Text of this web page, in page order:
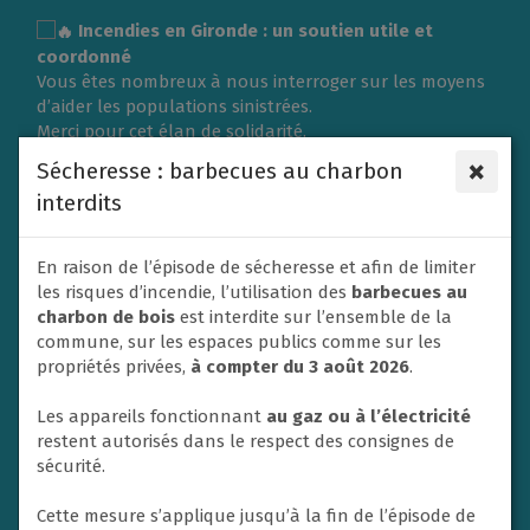
Incendies en Gironde : un soutien utile et
coordonné
Vous êtes nombreux à nous interroger sur les moyens
d’aider les populations sinistrées.
Merci pour cet élan de solidarité.
matériel nécessite une logistique importante et doit
répondre aux besoins exprimés sur place.
des Maires de France (AMF) et à la Protection civile en
privilégiant un soutien financier afin de contribuer
efficacement aux secours et à l’aide apportée aux
victimes.
Un don va donc être adressé dans ce sens par la ville
de Le Rheu à la Protection civile. En effet, les soutiens
financiers sont privilégiés par les autorités afin de
mettre en place les opérations d’urgence.
Nous ne manquerons pas également de relayer et
soutenir toute initiative nationale à destination des
habitants si un appel à la solidarité est lancé.
×
Sécheresse : barbecues au charbon
interdits
En raison de l’épisode de sécheresse et afin de limiter
les risques d’incendie, l’utilisation des barbecues au
charbon de bois est interdite sur l’ensemble de la
commune, sur les espaces publics comme sur les
propriétés privées, à compter du 3 août 2026.
Les appareils fonctionnant au gaz ou à l’électricité
restent autorisés dans le respect des consignes de
sécurité.
Cette mesure s’applique jusqu’à la fin de l’épisode de